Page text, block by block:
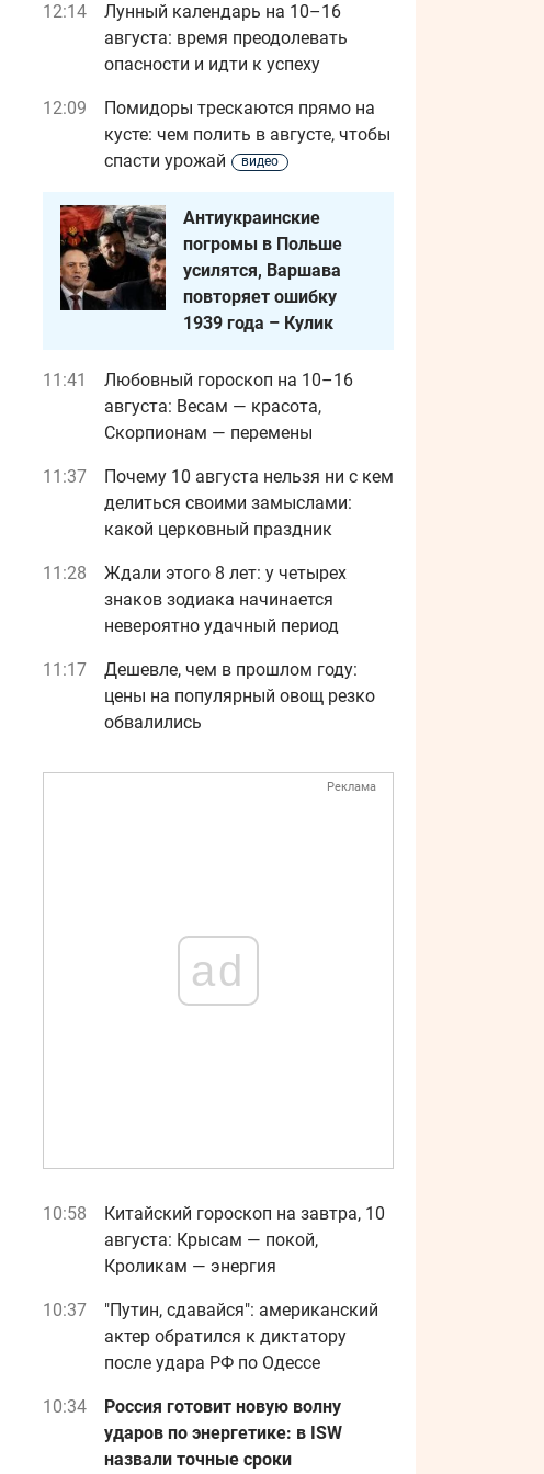
12:14
Лунный календарь на 10–16
августа: время преодолевать
опасности и идти к успеху
12:09
Помидоры трескаются прямо на
кусте: чем полить в августе, чтобы
спасти урожай
видео
Антиукраинские
погромы в Польше
усилятся, Варшава
повторяет ошибку
1939 года – Кулик
11:41
Любовный гороскоп на 10–16
августа: Весам — красота,
Скорпионам — перемены
11:37
Почему 10 августа нельзя ни с кем
делиться своими замыслами:
какой церковный праздник
11:28
Ждали этого 8 лет: у четырех
знаков зодиака начинается
невероятно удачный период
11:17
Дешевле, чем в прошлом году:
цены на популярный овощ резко
обвалились
Реклама
ad
10:58
Китайский гороскоп на завтра, 10
августа: Крысам — покой,
Кроликам — энергия
10:37
"Путин, сдавайся": американский
актер обратился к диктатору
после удара РФ по Одессе
10:34
Россия готовит новую волну
ударов по энергетике: в ISW
назвали точные сроки